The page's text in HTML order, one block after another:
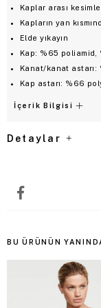
Kaplar arası
Kapların yan
Elde yıkayın
Kap: %65 poliamid,
Kanat/kanat astarı:
Kap astarı: %66
İçerik Bilgisi
Detaylar
BU ÜRÜNÜN